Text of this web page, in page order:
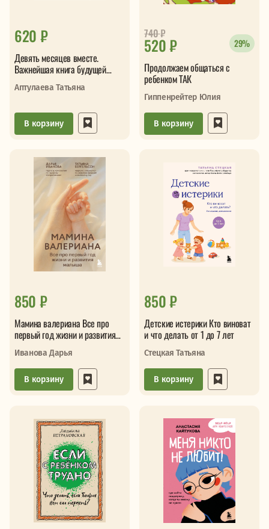
620 ₽
Девять месяцев вместе.
Важнейшая книга будущей
Аптулаева Татьяна
В корзину
520 ₽
740₽
29%
Продолжаем общаться с
ребенком ТАК
Гиппенрейтер Юлия
В корзину
850 ₽
Мамина валериана Все про
первый год жизни и развития
малыша
Иванова Дарья
В корзину
850 ₽
Детские истерики Кто виноват
и что делать от 1 до 7 лет
Стецкая Татьяна
В корзину